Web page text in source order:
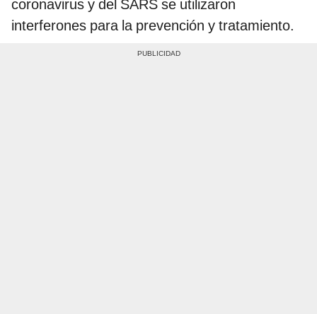
coronavirus y del SARS se utilizaron
interferones para la prevención y tratamiento.